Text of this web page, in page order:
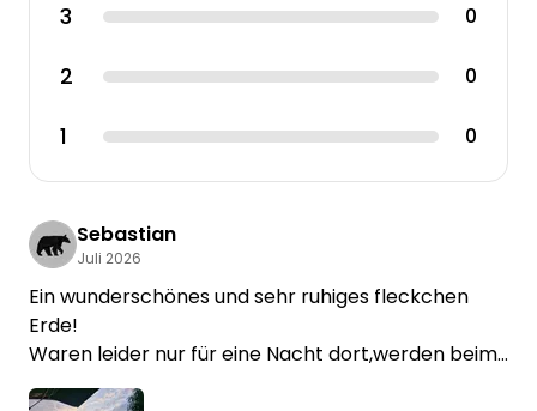
3 0
2 0
1 0
Sebastian
Juli 2026
Ein wunderschönes und sehr ruhiges fleckchen
Erde!
Waren leider nur für eine Nacht dort,werden beim
nächsten mal auf jeden Fall mehr Zeit einplanen.